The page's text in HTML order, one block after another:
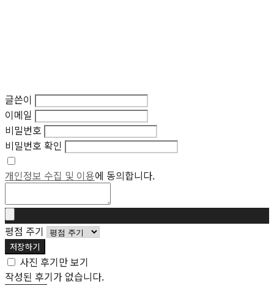
글쓴이
이메일
비밀번호
비밀번호 확인
개인정보 수집 및 이용에 동의합니다.
평점 주기
저장하기
사진 후기만 보기
작성된 후기가 없습니다.